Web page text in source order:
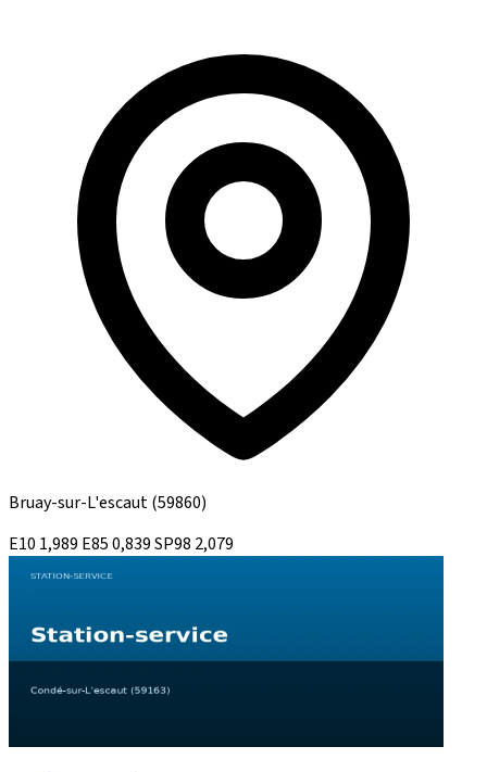
Bruay-sur-L'escaut(59860)
E10 1,989 E850,839SP98 2,079